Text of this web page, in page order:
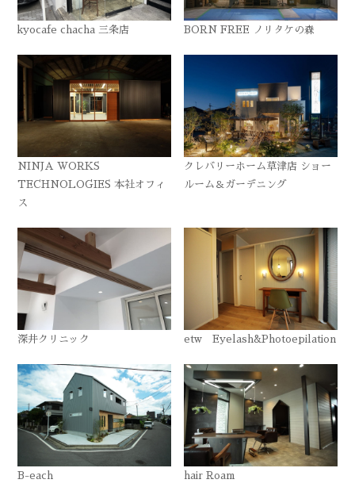
kyocafe chacha 三条店 BORN FREE ノリタケの森
NINJA WORKS
TECHNOLOGIES 本社オフィ
ス
クレバリーホーム草津店 ショー
ルーム＆ガーデニング
深井クリニック etw Eyelash&Photoepilation
B-each hair Roam